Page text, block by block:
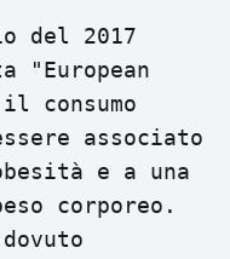
del 2017
consumo
associato
e a una
corporeo.